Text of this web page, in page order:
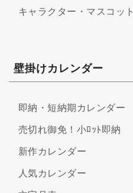
キャラクター・マスコット
壁掛けカレンダー
即納・短納期カレンダー
売切れ御免！小ﾛｯﾄ即納
新作カレンダー
人気カレンダー